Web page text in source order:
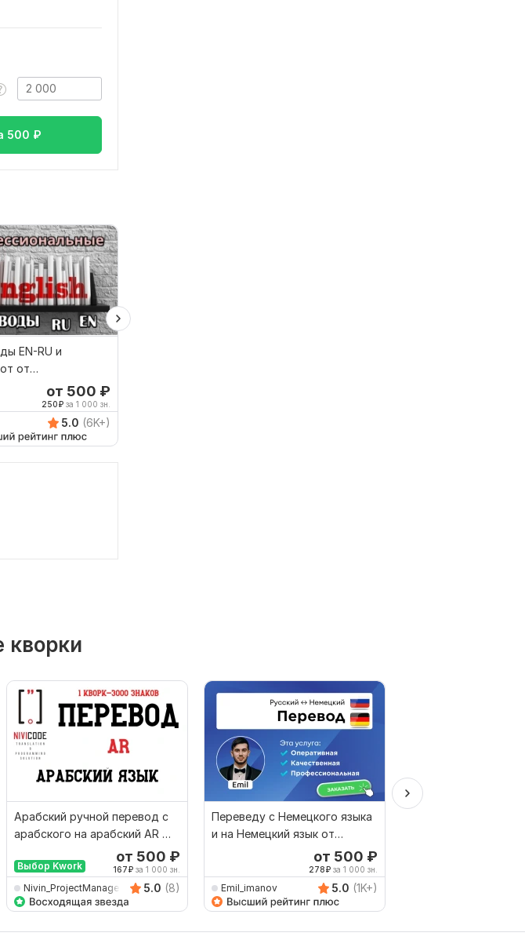
500 ₽
EN-RU и
от
от 500 ₽
250₽за 1 000 зн.
5.0 (6K+)
кворки
Арабский ручной перевод с
арабского на арабский AR Юр
Выбор Kwork
от 500 ₽
167₽ за 1 000 зн.
Nivin_ProjectManager 5.0 (8)
Переведу с Немецкого языка
и на Немецкий язык от
от 500 ₽
278₽ за 1 000 зн.
Emil_imanov 5.0 (1K+)